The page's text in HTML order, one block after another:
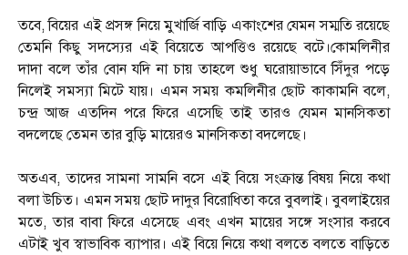
তবে, বিয়ের এই প্রসঙ্গ নিয়ে মুখার্জি বাড়ি একাংশের যেমন সম্মতি রয়েছে
তেমনি কিছু সদস্যের এই বিয়েতে আপত্তিও রয়েছে বটে।কোমলিনীর
দাদা বলে তাঁর বোন যদি না চায় তাহলে শুধু ঘরোয়াভাবে সিঁদুর পড়ে
নিলেই সমস্যা মিটে যায়। এমন সময় কমলিনীর ছোট কাকামনি বলে,
চন্দ্র আজ এতদিন পরে ফিরে এসেছি তাই তারও যেমন মানসিকতা
বদলেছে তেমন তার বুড়ি মায়েরও মানসিকতা বদলেছে।
অতএব, তাদের সামনা সামনি বসে এই বিয়ে সংক্রান্ত বিষয় নিয়ে কথা
বলা উচিত। এমন সময় ছোট দাদুর বিরোধিতা করে বুবলাই। বুবলাইয়ের
মতে, তার বাবা ফিরে এসেছে এবং এখন মায়ের সঙ্গে সংসার করবে
এটাই খুব স্বাভাবিক ব্যাপার। এই বিয়ে নিয়ে কথা বলতে বলতে বাড়িতে